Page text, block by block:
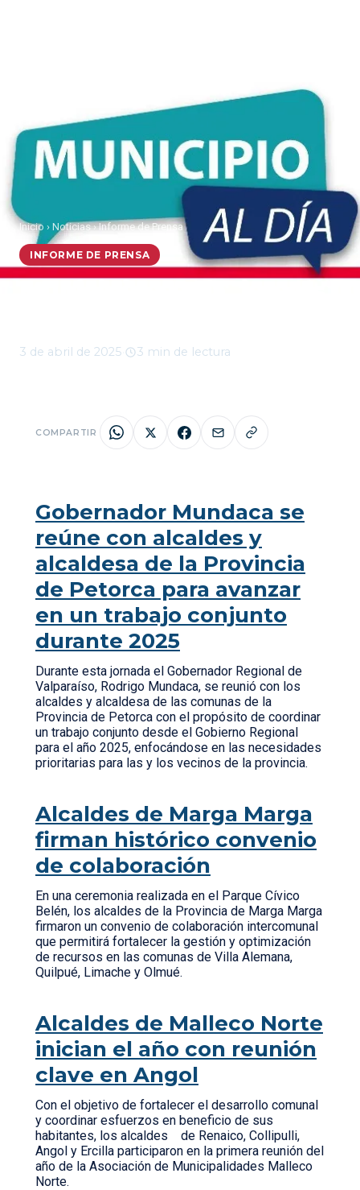
Inicio › Noticias›Informe de Prensa
INFORME DE PRENSA
3 de abril de 2025 3 min de lectura
COMPARTIR
Gobernador Mundaca se
reúne con alcaldes y
alcaldesa de la Provincia
de Petorca para avanzar
en un trabajo conjunto
durante 2025
Durante esta jornada el Gobernador Regional de
Valparaíso, Rodrigo Mundaca, se reunió con los
alcaldes y alcaldesa de las comunas de la
Provincia de Petorca con el propósito de coordinar
un trabajo conjunto desde el Gobierno Regional
para el año 2025, enfocándose en las necesidades
prioritarias para las y los vecinos de la provincia.
Alcaldes de Marga Marga
firman histórico convenio
de colaboración
En una ceremonia realizada en el Parque Cívico
Belén, los alcaldes de la Provincia de Marga Marga
firmaron un convenio de colaboración intercomunal
que permitirá fortalecer la gestión y optimización
de recursos en las comunas de Villa Alemana,
Quilpué, Limache y Olmué.
Alcaldes de Malleco Norte
inician el año con reunión
clave en Angol
Con el objetivo de fortalecer el desarrollo comunal
y coordinar esfuerzos en beneficio de sus
habitantes, los alcaldes de Renaico, Collipulli,
Angol y Ercilla participaron en la primera reunión del
año de la Asociación de Municipalidades Malleco
Norte.